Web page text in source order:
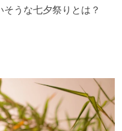
うな七夕祭りとは？